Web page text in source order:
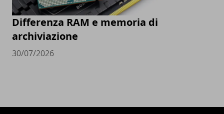
Differenza RAM e memoria di
archiviazione
30/07/2026